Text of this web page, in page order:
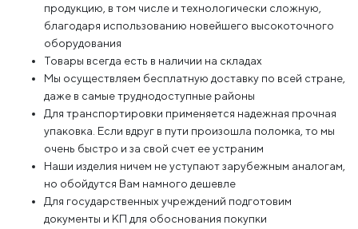
продукцию, в том числе и технологически сложную,
благодаря использованию новейшего высокоточного
оборудования
Товары всегда есть в наличии на складах
Мы осуществляем бесплатную доставку по всей стране,
даже в самые труднодоступные районы
Для транспортировки применяется надежная прочная
упаковка. Если вдруг в пути произошла поломка, то мы
очень быстро и за свой счет ее устраним
Наши изделия ничем не уступают зарубежным аналогам,
но обойдутся Вам намного дешевле
Для государственных учреждений подготовим
документы и КП для обоснования покупки